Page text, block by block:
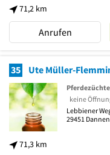
71,2 km
Anrufen
35 Ute Müller-
71,3 km
keine
Lebbiener
29451